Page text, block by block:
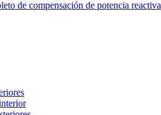
de compensación de potencia reactiva